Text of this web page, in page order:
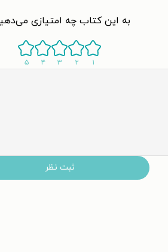
به این کتاب چه امتیازی
۱ ۲ ۳ ۴ ۵
ثبت نظر